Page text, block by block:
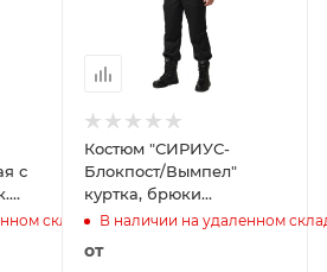
с
складе
Костюм "СИРИУС-
Блокпост/Вымпел"
куртка, брюки
(тк.смесовая) черный
В наличии на удаленном
от